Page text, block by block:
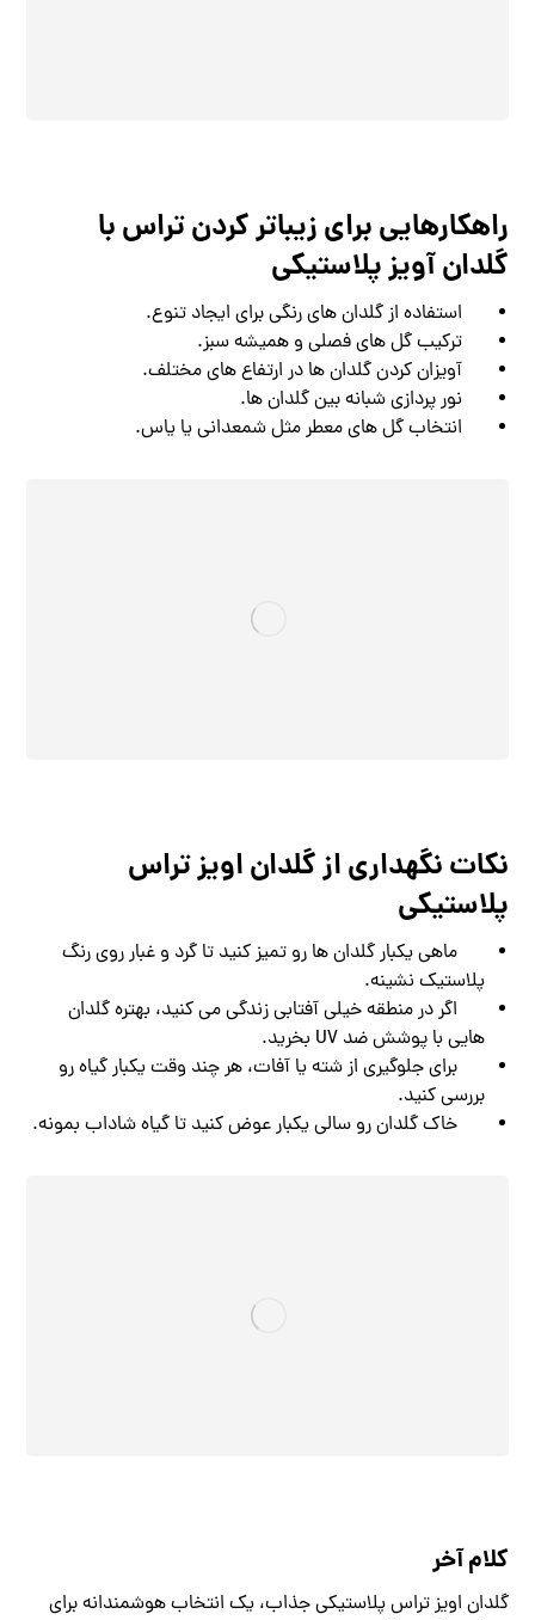
راهکارهایی برای زیباتر کردن تراس با
گلدان آویز پلاستیکی
استفاده از گلدان ‌های رنگی برای ایجاد تنوع.
ترکیب گل ‌های فصلی و همیشه ‌سبز.
آویزان کردن گلدان ‌ها در ارتفاع‌ های مختلف.
نور پردازی شبانه بین گلدان ‌ها.
انتخاب گل ‌های معطر مثل شمعدانی یا یاس.
نکات نگهداری از گلدان اویز تراس
پلاستیکی
ماهی یکبار گلدان ‌ها رو تمیز کنید تا گرد و غبار روی رنگ
پلاستیک نشینه.
اگر در منطقه خیلی آفتابی زندگی می ‌کنید، بهتره گلدان
‌هایی با پوشش ضد UV بخرید.
برای جلوگیری از شته یا آفات، هر چند وقت یکبار گیاه رو
بررسی کنید.
خاک گلدان رو سالی یکبار عوض کنید تا گیاه شاداب بمونه.
کلام آخر
گلدان اویز تراس پلاستیکی جذاب، یک انتخاب هوشمندانه برای